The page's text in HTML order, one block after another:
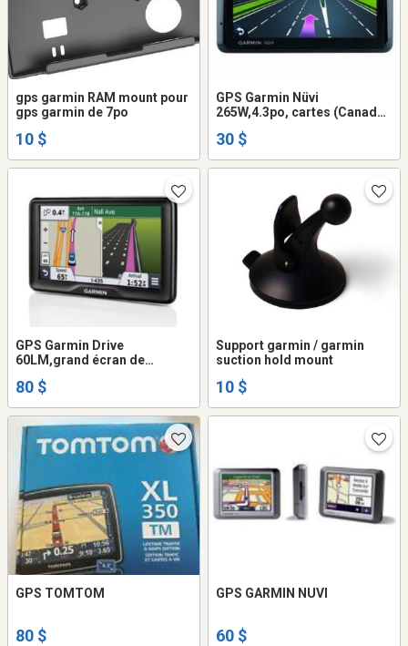
gps garmin RAM mount pour
gps garmin de 7po
10 $
GPS Garmin Nüvi
265W,4.3po, cartes (Canada
30 $
GPS Garmin Drive
60LM,grand écran de
80 $
Support garmin / garmin
suction hold mount
10 $
GPS TOMTOM
80 $
GPS GARMIN NUVI
60 $